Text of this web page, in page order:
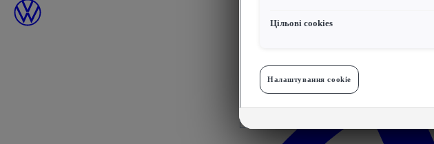
Цільові сookies
Налаштування cookie